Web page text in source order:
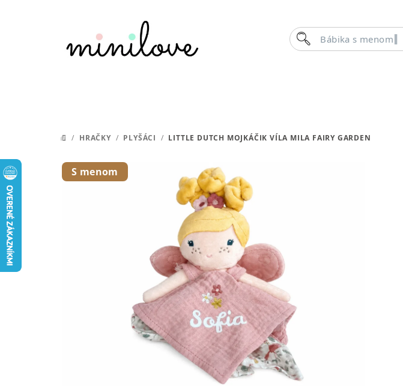
Bábika s m
Hľadať
DOMOV
/ HRAČKY / PLYŠÁCI / LITTLE DUTCH MOJKÁČIK VÍLA MILA FAIRY GARDEN
S menom